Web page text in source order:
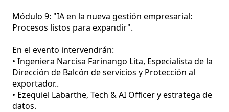
Módulo 9: "IA en la nueva gestión empresarial:
Procesos listos para expandir".
En el evento intervendrán:
• Ingeniera Narcisa Farinango Lita, Especialista de la
Dirección de Balcón de servicios y Protección al
exportador..
• Ezequiel Labarthe, Tech & AI Officer y estratega de
datos.